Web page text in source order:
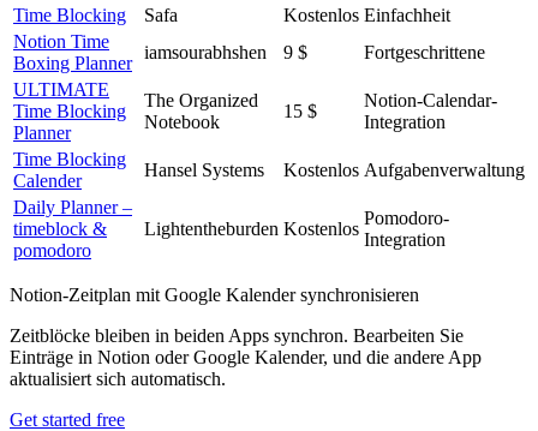
Time Blocking
Safa Kostenlos Einfachheit
Notion Time
Boxing Planner
iamsourabhshen 9 $
Fortgeschrittene
ULTIMATE
Time Blocking
Planner
The Organized
Notebook
15 $
Notion-Calendar-
Integration
Time Blocking
Calender
Hansel Systems Kostenlos Aufgabenverwaltung
Daily Planner –
timeblock &
pomodoro
Lightentheburden Kostenlos
Pomodoro-
Integration
Notion-Zeitplan mit Google Kalender synchronisieren
Zeitblöcke bleiben in beiden Apps synchron. Bearbeiten Sie
Einträge in Notion oder Google Kalender, und die andere App
aktualisiert sich automatisch.
Get started free